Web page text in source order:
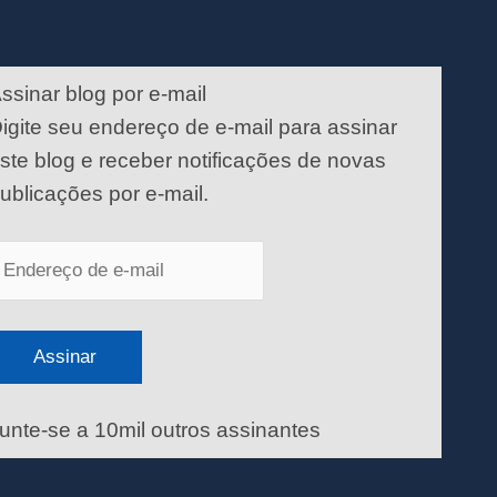
blog por e-mail
seu endereço de e-mail para assinar
blog e receber notificações de novas
por e-mail.
Assinar
se a 10mil outros assinantes